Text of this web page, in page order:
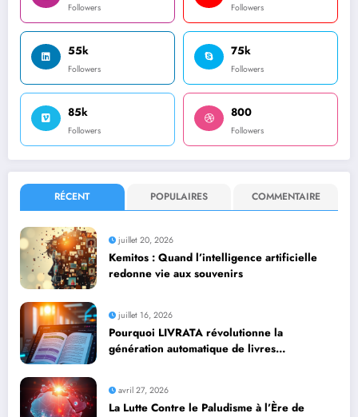
Followers Followers
55k
Followers
75k
Followers
85k
Followers
800
Followers
RÉCENT POPULAIRES COMMENTAIRE
juillet 20, 2026
Kemitos : Quand l’intelligence artificielle
redonne vie aux souvenirs
juillet 16, 2026
Pourquoi LIVRATA révolutionne la
génération automatique de livres
avril 27, 2026
La Lutte Contre le Paludisme à l’Ère de